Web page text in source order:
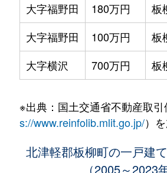
大字福野田
180万円 板
大字福野田
100万円 板
大字横沢
700万円 板
※出典：国土交通省不動産取引
s://www.reinfolib.mlit.go.jp/）
北津軽郡板柳町の一戸建
（2005～2023